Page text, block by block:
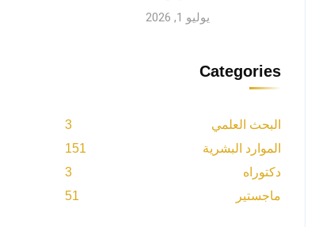
يوليو 1, 2026
Categories
البحث العلمي
3
الموارد البشرية
151
دكتوراه
3
ماجستير
51